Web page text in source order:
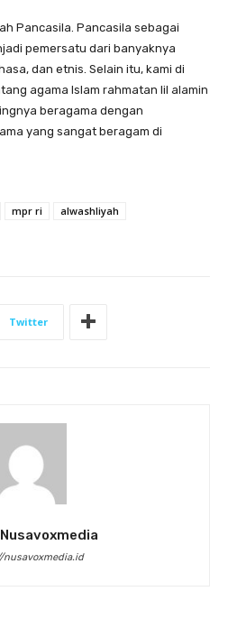
Pancasila. Pancasila sebagai
pemersatu dari banyaknya
dan etnis. Selain itu, kami di
agama Islam rahmatan lil alamin
beragama dengan
yang sangat beragam di
mpr ri
alwashliyah
Twitter